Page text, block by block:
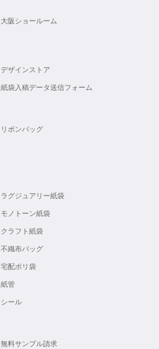
大阪ショールーム
デザインストア
紙袋入稿データ送信フォーム
リボンバッグ
ラグジュアリー紙袋
モノトーン紙袋
クラフト紙袋
不織布バッグ
宅配ポリ袋
紙管
シール
無料サンプル請求